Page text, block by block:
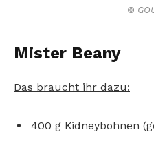
©
Mister Beany
Das braucht ihr dazu:
400 g Kidneybohnen